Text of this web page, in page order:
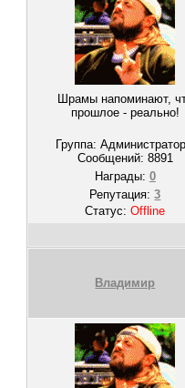
Шрамы напоминают,
прошлое - реально!
Группа:
Сообщений: 8891
Награды: 0
Репутация:3
Статус:Offline
Владимир